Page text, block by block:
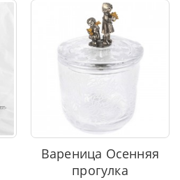
Вареница Осенняя
прогулка